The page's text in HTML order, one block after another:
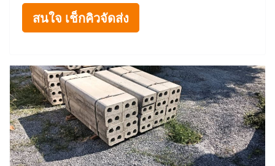
สนใจ เช็กคิวจัดส่ง